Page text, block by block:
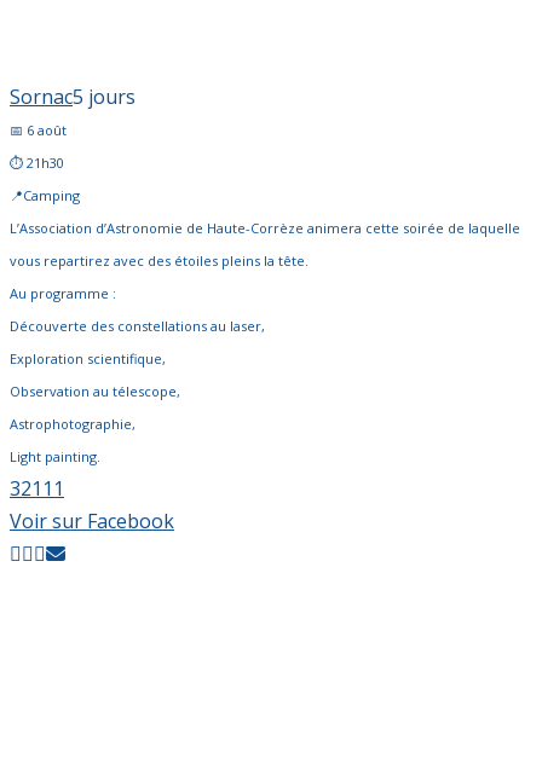
Sornac5 jours
📅 6 août
⏱️ 21h30
📍Camping
L’Association d’Astronomie de Haute-Corrèze animera cette soirée de laquelle
vous repartirez avec des étoiles pleins la tête.
Au programme :
Découverte des constellations au laser,
Exploration scientifique,
Observation au télescope,
Astrophotographie,
Light painting.
321 11
Voir sur Facebook